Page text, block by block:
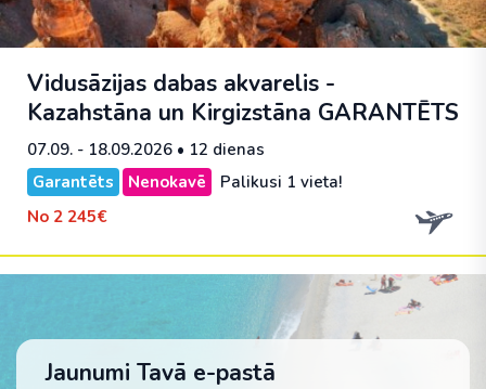
Vidusāzijas dabas akvarelis -
Kazahstāna un Kirgizstāna GARANTĒTS
07.09. - 18.09.2026 • 12 dienas
Garantēts
Nenokavē
Palikusi 1 vieta!
No 2 245€
Jaunumi Tavā e-pastā